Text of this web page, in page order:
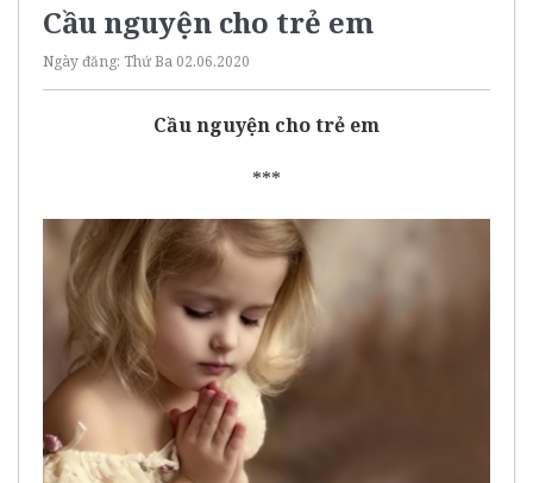
Cầu nguyện cho trẻ em
Ngày đăng: Thứ Ba 02.06.2020
Cầu nguyện cho trẻ em
***